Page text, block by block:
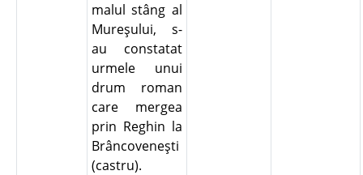
malul stâng al
Mureşului, s-
au constatat
urmele unui
drum roman
care mergea
prin Reghin la
Brâncoveneşti
(castru).